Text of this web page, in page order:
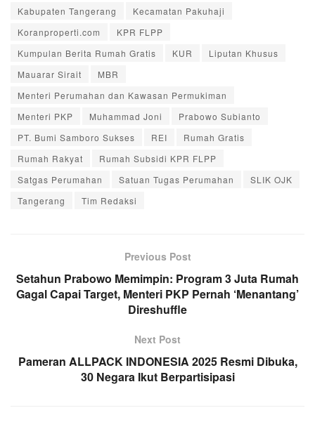
Kabupaten Tangerang
Kecamatan Pakuhaji
Koranproperti.com
KPR FLPP
Kumpulan Berita Rumah Gratis
KUR
Liputan Khusus
Mauarar Sirait
MBR
Menteri Perumahan dan Kawasan Permukiman
Menteri PKP
Muhammad Joni
Prabowo Subianto
PT. Bumi Samboro Sukses
REI
Rumah Gratis
Rumah Rakyat
Rumah Subsidi KPR FLPP
Satgas Perumahan
Satuan Tugas Perumahan
SLIK OJK
Tangerang
Tim Redaksi
Previous Post
Setahun Prabowo Memimpin: Program 3 Juta Rumah
Gagal Capai Target, Menteri PKP Pernah ‘Menantang’
Direshuffle
Next Post
Pameran ALLPACK INDONESIA 2025 Resmi Dibuka,
30 Negara Ikut Berpartisipasi